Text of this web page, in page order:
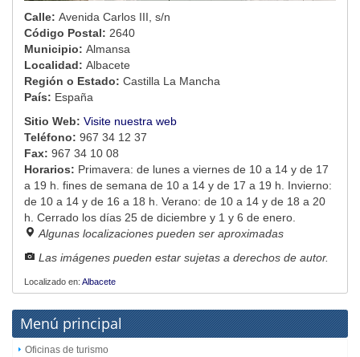
Calle: Avenida Carlos III, s/n
Código Postal: 2640
Municipio: Almansa
Localidad: Albacete
Región o Estado: Castilla La Mancha
País: España
Sitio Web: Visite nuestra web
Teléfono: 967 34 12 37
Fax: 967 34 10 08
Horarios: Primavera: de lunes a viernes de 10 a 14 y de 17
a 19 h. fines de semana de 10 a 14 y de 17 a 19 h. Invierno:
de 10 a 14 y de 16 a 18 h. Verano: de 10 a 14 y de 18 a 20
h. Cerrado los días 25 de diciembre y 1 y 6 de enero.
Algunas localizaciones pueden ser aproximadas
Las imágenes pueden estar sujetas a derechos de autor.
Localizado en: Albacete
Menú principal
Oficinas de turismo